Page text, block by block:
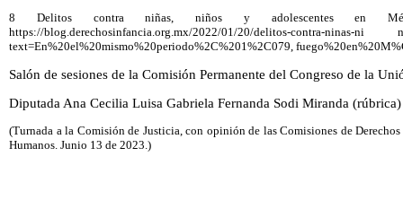
8 Delitos contra niñas, niños y adolescentes en
https://blog.derechosinfancia.org.mx/2022/01/20/delitos-contra-ninas-
text=En%20el%20mismo%20periodo%2C%201%2C079,
Salón de sesiones de la Comisión Permanente del Congreso de la
Diputada Ana Cecilia Luisa Gabriela Fernanda Sodi Miranda (rúbrica)
(Turnada a la Comisión de Justicia, con opinión de las Comisiones de
Humanos. Junio 13 de 2023.)